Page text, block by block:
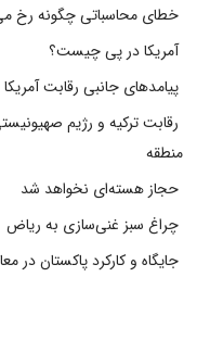
خطای محاسباتی چگونه رخ
آمریکا در پی چیست؟
پیامدهای جانبی رقابت
رقابت ترکیه و رژیم
منطقه
حجاز هسته‌ای نخواهد شد
چراغ سبز غنی‌سازی به ریاض
جایگاه و کارکرد پاکستان در